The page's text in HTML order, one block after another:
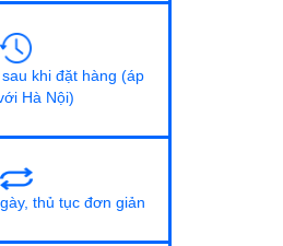
khi đặt hàng (áp
Hà Nội)
thủ tục đơn giản